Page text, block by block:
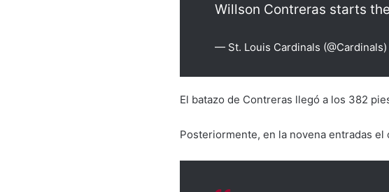
Willson Contreras starts
— St. Louis Cardinals (@Cardinals)
El batazo de Contreras llegó a los 382
Posteriormente, en la novena entradas